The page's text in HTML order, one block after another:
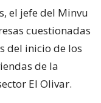
el jefe del Minvu
cuestionadas
del inicio de los
de la
El Olivar.